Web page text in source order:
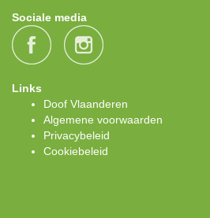
Sociale media
Links
Doof Vlaanderen
Algemene voorwaarden
Privacybeleid
Cookiebeleid